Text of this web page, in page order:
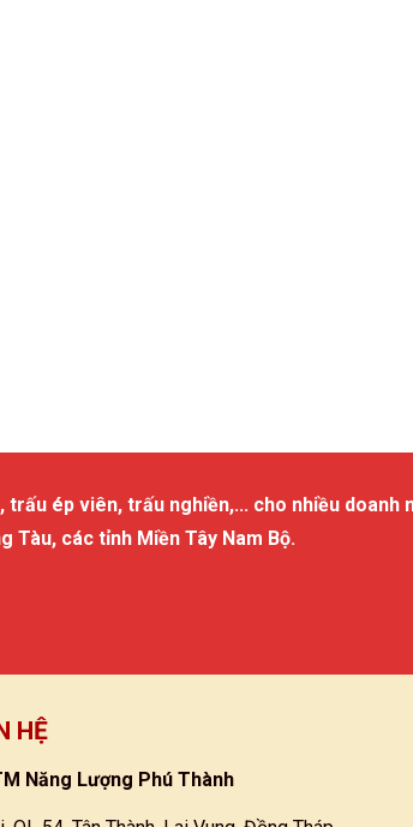
ép viên, trấu nghiền,... cho nhiều doanh
Tàu, các tỉnh Miền Tây Nam Bộ.
HỆ
Năng Lượng Phú Thành